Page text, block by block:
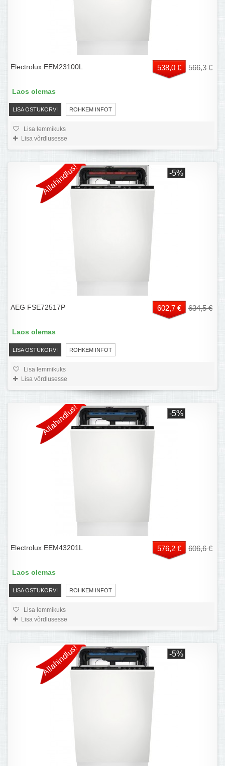
Electrolux EEM23100L 538,0 € 566,3 €
LISA OSTUKORVI ROHKEM INFOT
Laos olemas
Lisa lemmikuks
Lisa võrdlusesse
Allahindlus! -5%
AEG FSE72517P 602,7 € 634,5 €
LISA OSTUKORVI ROHKEM INFOT
Laos olemas
Lisa lemmikuks
Lisa võrdlusesse
Allahindlus! -5%
Electrolux EEM43201L 576,2 € 606,6 €
LISA OSTUKORVI ROHKEM INFOT
Laos olemas
Lisa lemmikuks
Lisa võrdlusesse
Allahindlus! -5%